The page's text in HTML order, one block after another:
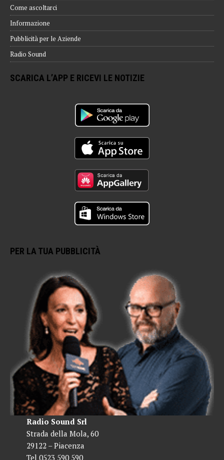
Come ascoltarci
Informazione
Pubblicità per le Aziende
Radio Sound
SCARICA L’APP E RICEVI LE NOTIZIE
PER LA TUA PUBBLICITÀ
Radio Sound Srl
Strada della Mola, 60
29122 – Piacenza
Tel 0523 590 590